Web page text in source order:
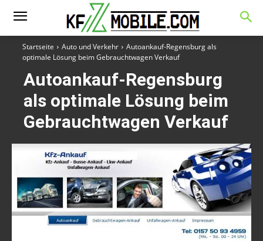
Startseite Auto und Verkehr
Autoankauf-Regensburg als
optimale Lösung beim Gebrauchtwagen Verkauf
Autoankauf-Regensburg
als optimale Lösung beim
Gebrauchtwagen Verkauf